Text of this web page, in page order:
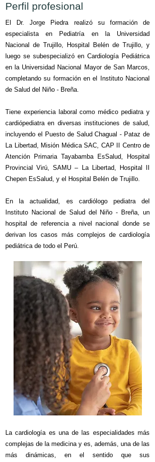
Perfil profesional
El Dr. Jorge Piedra realizó su formación de
especialista en Pediatría en la Universidad
Nacional de Trujillo, Hospital Belén de Trujillo, y
luego se subespecializó en Cardiología Pediátrica
en la Universidad Nacional Mayor de San Marcos,
completando su formación en el Instituto Nacional
de Salud del Niño - Breña.
Tiene experiencia laboral como médico pediatra y
cardiópediatra en diversas instituciones de salud,
incluyendo el Puesto de Salud Chagual - Pataz de
La Libertad, Misión Médica SAC, CAP II Centro de
Atención Primaria Tayabamba EsSalud, Hospital
Provincial Virú, SAMU – La Libertad, Hospital II
Chepen EsSalud, y el Hospital Belén de Trujillo.
En la actualidad, es cardiólogo pediatra del
Instituto Nacional de Salud del Niño - Breña, un
hospital de referencia a nivel nacional donde se
derivan los casos más complejos de cardiología
pediátrica de todo el Perú.
La cardiología es una de las especialidades más
complejas de la medicina y es, además, una de las
más dinámicas, en el sentido que sus